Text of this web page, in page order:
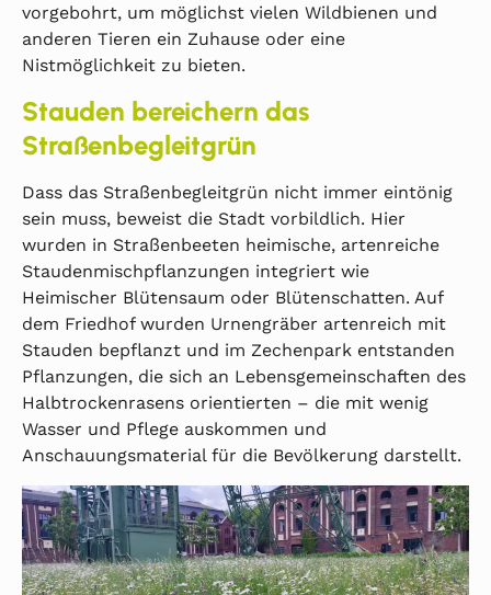
vorgebohrt, um möglichst vielen Wildbienen und
anderen Tieren ein Zuhause oder eine
Nistmöglichkeit zu bieten.
Stauden bereichern das
Straßenbegleitgrün
Dass das Straßenbegleitgrün nicht immer eintönig
sein muss, beweist die Stadt vorbildlich. Hier
wurden in Straßenbeeten heimische, artenreiche
Staudenmischpflanzungen integriert wie
Heimischer Blütensaum oder Blütenschatten. Auf
dem Friedhof wurden Urnengräber artenreich mit
Stauden bepflanzt und im Zechenpark entstanden
Pflanzungen, die sich an Lebensgemeinschaften des
Halbtrockenrasens orientierten – die mit wenig
Wasser und Pflege auskommen und
Anschauungsmaterial für die Bevölkerung darstellt.